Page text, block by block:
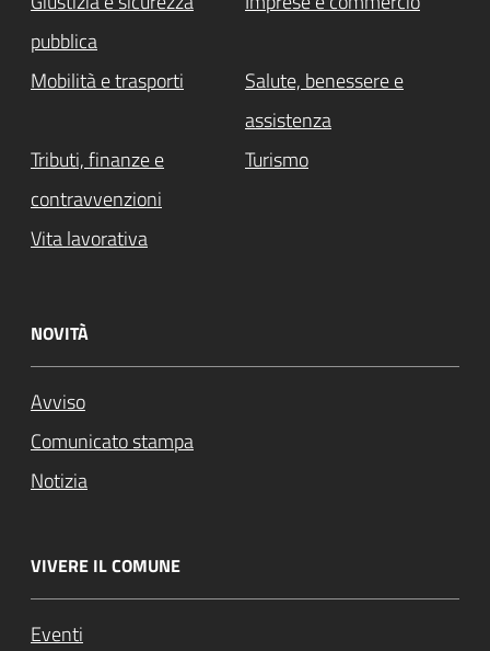
pubblica
Mobilità e trasporti
Salute, benessere e
assistenza
Tributi, finanze e
contravvenzioni
Turismo
Vita lavorativa
NOVITÀ
Avviso
Comunicato stampa
Notizia
VIVERE IL COMUNE
Eventi